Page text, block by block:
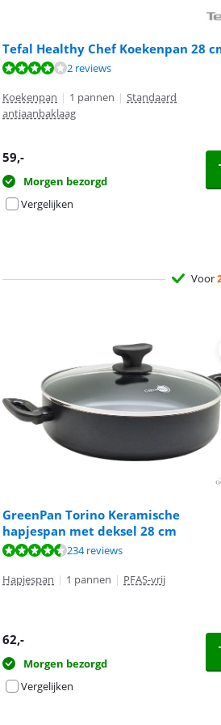
Tefal Healthy Chef Koekenpan 28
Beoordeling is 8,3 van de 10, gebaseerd op 2
2 reviews
Koekenpan | 1 pannen | Standaard
antiaanbaklaag
59,-
Morgen bezorgd
Vergelijken
Voor
GreenPan Torino Keramische
hapjespan met deksel 28 cm
Beoordeling is 8,8 van de 10, gebaseerd op
234 reviews
Hapjespan | 1 pannen | PFAS-vrij
62,-
Morgen bezorgd
Vergelijken
Beoordeling is 9,3 van de 10, gebaseerd op 1